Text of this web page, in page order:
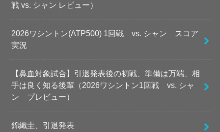
戦 vs. シャン レビュー）
2026ワシントン(ATP500) 1回戦 vs. シャン スコア
実況
【鼻血対象試合】引退発表後の初戦、準備は万端、相
手は良く知る後輩（2026ワシントン1回戦 vs. シャ
ン プレビュー）
錦織圭、引退発表